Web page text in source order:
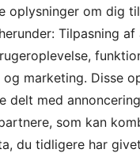
Frederiksberg
udviklet og fremstillet fjedre
siden 1939. Med over 85 års
når
oplysninger om dig
Tilpasning af
marketing. Disse
delt med
som kan
du tidligere har